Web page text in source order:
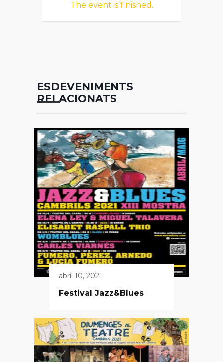
The event is finished.
ESDEVENIMENTS
RELACIONATS
abril 10, 2021
Festival Jazz&Blues